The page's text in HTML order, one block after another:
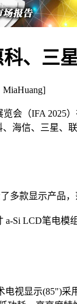
、三
MiaHuang]
会（IFA 2025
海信、三星、
多款显示产品
a-Si LCD笔电模
电视显示(85")采